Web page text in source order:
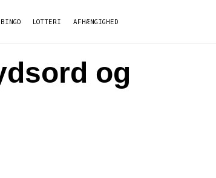
BINGO LOTTERI AFHÆNGIGHED
og